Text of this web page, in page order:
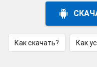
Как скачать? Как